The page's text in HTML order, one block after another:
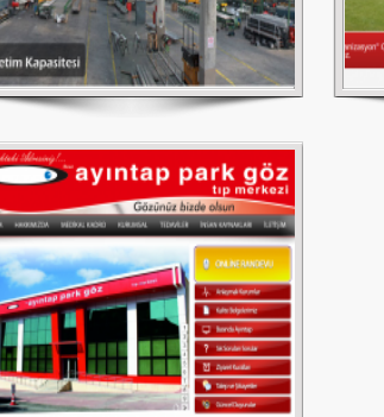
ÖZEL AYINTAP PARK GÖZ TIP
MERKEZİ